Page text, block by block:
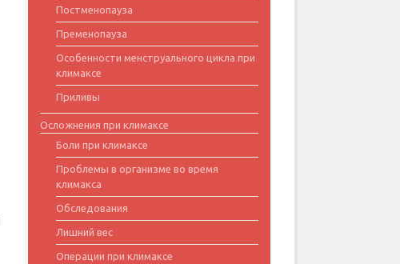
Постменопауза
Пременопауза
Особенности менструального цикла при
климаксе
Приливы
Осложнения при климаксе
Боли при климаксе
Проблемы в организме во время
климакса
Обследования
Лишний вес
Операции при климаксе